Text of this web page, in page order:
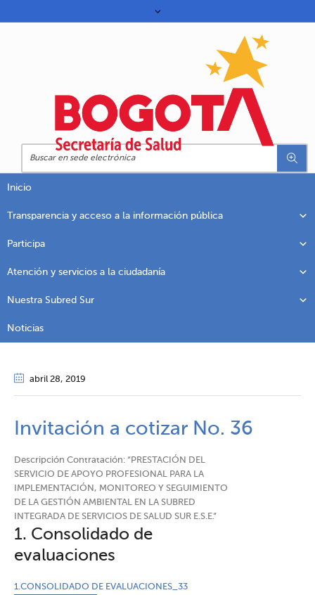
Inicio
Transparencia y acceso a la información pública
Participa
Atención y servicios a la ciudadanía
Nuestra Subred Sur
Noticias
abril 28, 2019
Invitación a cotizar No. 36
Descripción Contratación: “PRESTACIÓN DEL
SERVICIO DE APOYO PROFESIONAL PARA LA
IMPLEMENTACIÓN, MONITOREO Y SEGUIMIENTO
DE LA GESTIÓN AMBIENTAL EN LA SUBRED
INTEGRADA DE SERVICIOS DE SALUD SUR E.S.E.”
1. Consolidado de
evaluaciones
1.CONSOLIDADO DE EVALUACIONES_33